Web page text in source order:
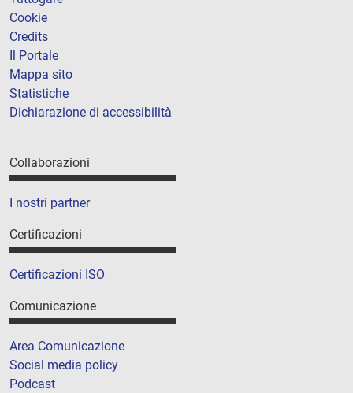
Cookie
Credits
Il Portale
Mappa sito
Statistiche
Dichiarazione di accessibilità
Collaborazioni
I nostri partner
Certificazioni
Certificazioni ISO
Comunicazione
Area Comunicazione
Social media policy
Podcast